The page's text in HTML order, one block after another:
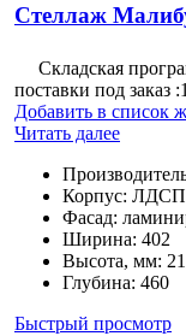
Стеллаж
Складская
поставки под заказ
Добавить в список
Читать далее
Корпус: ЛДСП
Фасад:
Ширина: 402
Высота, мм:
Глубина: 460
Быстрый просмотр